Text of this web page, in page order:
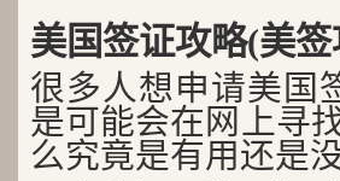
美国签证攻略(美
很多人想申请美国
是可能会在网上寻
么究竟是有用还是